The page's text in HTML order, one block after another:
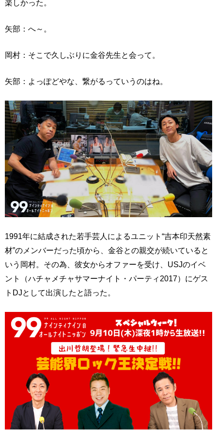
楽しかった。
矢部：へ～。
岡村：そこで久しぶりに金谷先生と会って。
矢部：よっぽどやな、繋がるっていうのはね。
1991年に結成された若手芸人によるユニット“吉本印天然素
材”のメンバーだった頃から、金谷との親交が続いていると
いう岡村。その為、彼女からオファーを受け、USJのイベ
ント（ハチャメチャサマーナイト・パーティ2017）にゲス
トDJとして出演したと語った。